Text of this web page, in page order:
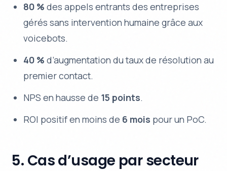
80 % des appels entrants des entreprises
gérés sans intervention humaine grâce aux
voicebots.
40 % d’augmentation du taux de résolution au
premier contact.
NPS en hausse de 15 points.
ROI positif en moins de 6 mois pour un PoC.
5. Cas d’usage par secteur